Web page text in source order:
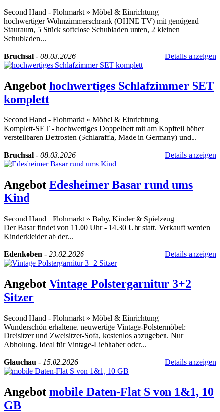
Second Hand - Flohmarkt » Möbel & Einrichtung
hochwertiger Wohnzimmerschrank (OHNE TV) mit genügend
Stauraum, 5 Stück softclose Schubladen unten, 2 kleinen
Schubladen...
Bruchsal - 08.03.2026 Details anzeigen
Angebot hochwertiges Schlafzimmer SET
komplett
Second Hand - Flohmarkt » Möbel & Einrichtung
Komplett-SET - hochwertiges Doppelbett mit am Kopfteil höher
verstellbaren Bettrosten (Schlaraffia, Made in Germany) und...
Bruchsal - 08.03.2026 Details anzeigen
Angebot Edesheimer Basar rund ums
Kind
Second Hand - Flohmarkt » Baby, Kinder & Spielzeug
Der Basar findet von 11.00 Uhr - 14.30 Uhr statt. Verkauft werden
Kinderkleider ab der...
Edenkoben - 23.02.2026 Details anzeigen
Angebot Vintage Polstergarnitur 3+2
Sitzer
Second Hand - Flohmarkt » Möbel & Einrichtung
Wunderschön erhaltene, neuwertige Vintage-Polstermöbel:
Dreisitzer und Zweisitzer-Sofa, kostenlos abzugeben. Nur
Abholung. Ideal für Vintage-Liebhaber oder...
Glauchau - 15.02.2026 Details anzeigen
Angebot mobile Daten-Flat S von 1&1, 10
GB